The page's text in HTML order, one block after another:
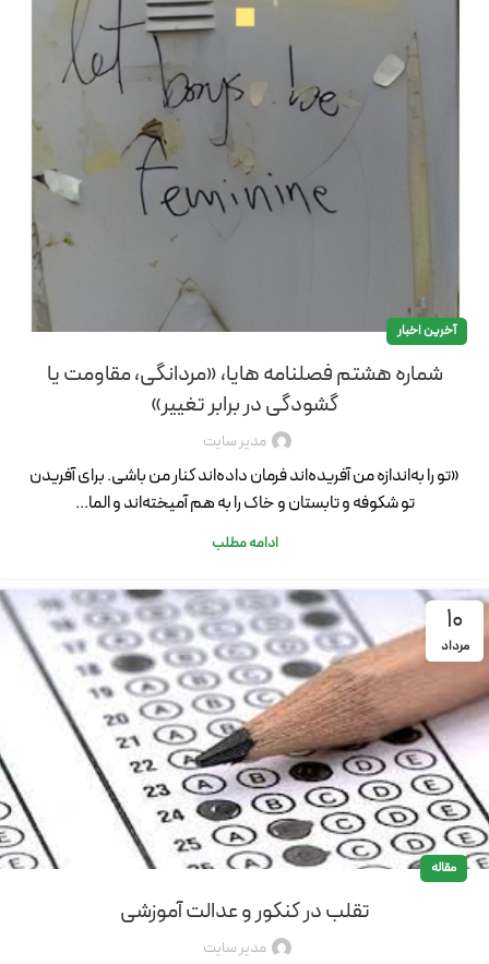
آخرین اخبار
شماره هشتم فصلنامه هایا، «مردانگی، مقاومت یا
گشودگی در برابر تغییر»
مدیر سایت
«تو را به‌اندازه من آفریده‌اند فرمان داده‌اند کنار من باشی. برای آفریدن
تو شکوفه و تابستان و خاک را به هم آمیخته‌اند و الما...
ادامه مطلب
10
مرداد
مقاله
تقلب در کنکور و عدالت آموزشی
مدیر سایت